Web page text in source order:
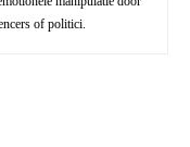
of politici.